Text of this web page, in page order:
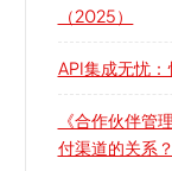
（2025）
API集成无忧
《合作伙伴管
付渠道的关系？